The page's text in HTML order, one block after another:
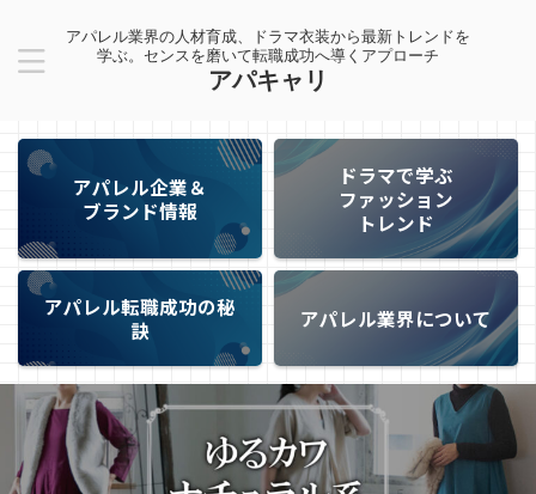
アパレル業界の人材育成、ドラマ衣装から最新トレンドを
学ぶ。センスを磨いて転職成功へ導くアプローチ
アパキャリ
アパレル企業＆
ブランド情報
ドラマで学ぶ
ファッション
トレンド
アパレル転職成功の秘
訣
アパレル業界について